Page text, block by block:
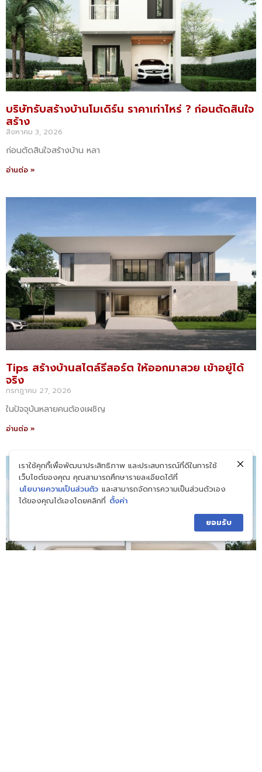
บริษัทรับสร้างบ้านโมเดิร์น ราคาเท่าไหร่ ? ก่อนตัดสินใจ
สร้าง
สิงหาคม 3, 2026
ก่อนตัดสินใจสร้างบ้าน หลา
อ่านต่อ »
Tips สร้างบ้านสไตล์รีสอร์ต ให้ออกมาสวย เข้าอยู่ได้
จริง
กรกฎาคม 27, 2026
ในปัจจุบันหลายคนต้องเผชิญ
อ่านต่อ »
เราใช้คุกกี้เพื่อพัฒนาประสิทธิภาพ และประสบการณ์ที่ดีในการใช้
เว็บไซต์ของคุณ คุณสามารถศึกษารายละเอียดได้ที่
นโยบายความเป็นส่วนตัว และสามารถจัดการความเป็นส่วนตัวเอง
ได้ของคุณได้เองโดยคลิกที่ ตั้งค่า
ยอมรับ